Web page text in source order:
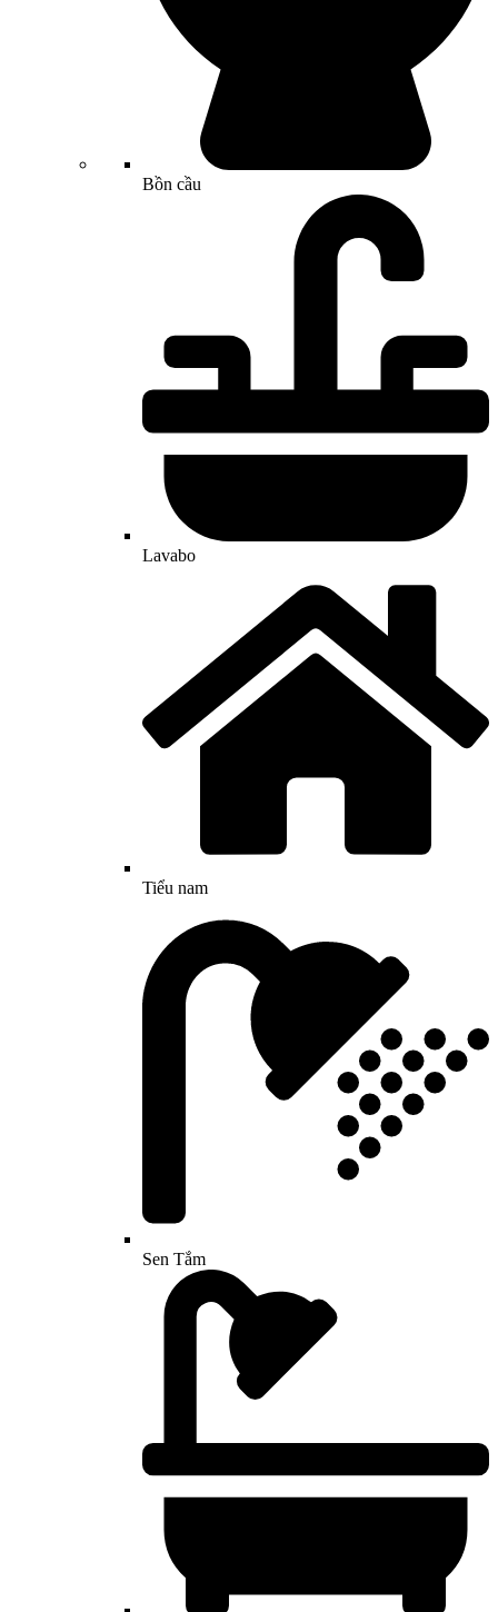
Bồn cầu
Lavabo
Tiểu nam
Sen Tắm